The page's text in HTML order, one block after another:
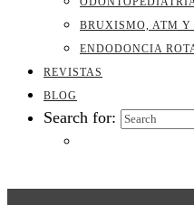
BRUXISMO, ATM Y
ENDODONCIA
REVISTAS
BLOG
Search for: